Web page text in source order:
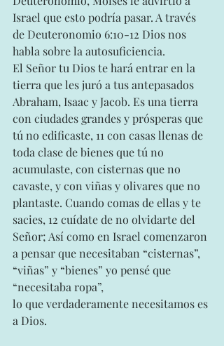
Israel que esto podría pasar. A través
de Deuteronomio 6:10-12 Dios nos
habla sobre la autosuficiencia.
El Señor tu Dios te hará entrar en la
tierra que les juró a tus antepasados
Abraham, Isaac y Jacob. Es una tierra
con ciudades grandes y prósperas que
tú no edificaste, 11 con casas llenas de
toda clase de bienes que tú no
acumulaste, con cisternas que no
cavaste, y con viñas y olivares que no
plantaste. Cuando comas de ellas y te
sacies, 12 cuídate de no olvidarte del
Señor; Así como en Israel comenzaron
a pensar que necesitaban “cisternas”,
“viñas” y “bienes” yo pensé que
“necesitaba ropa”,
lo que verdaderamente necesitamos es
a Dios.